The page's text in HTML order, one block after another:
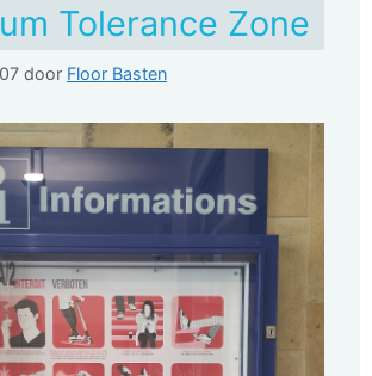
Tolerance Zone
door Floor Basten